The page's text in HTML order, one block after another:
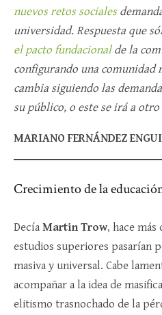
nuevos retos sociales
universidad. Respuesta que
el pacto fundacional de la
configurando una comunidad
cambia siguiendo las
su público, o este se irá a
MARIANO FERNÁNDEZ
Crecimiento de la
Decía Martin Trow, hace más
estudios superiores pasarían
masiva y universal. Cabe
acompañar a la idea de
elitismo trasnochado de la